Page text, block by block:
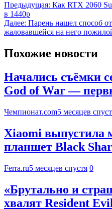
Предыдущая: Как RTX 2060
в 1440p
Далее: Парень нашел способ
жаловавшейся на него
Похожие новости
Начались съёмки
God of War —
Чемпионат.com5 месяцев
Xiaomi выпустила
планшет Black
Ferra.ru5 месяцев спустя 0
«Брутально и
хвалят Resident